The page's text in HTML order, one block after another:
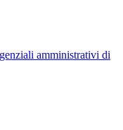
amministrativi di